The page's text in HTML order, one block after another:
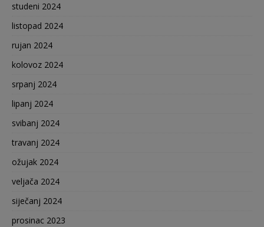
studeni 2024
listopad 2024
rujan 2024
kolovoz 2024
srpanj 2024
lipanj 2024
svibanj 2024
travanj 2024
ožujak 2024
veljača 2024
siječanj 2024
prosinac 2023